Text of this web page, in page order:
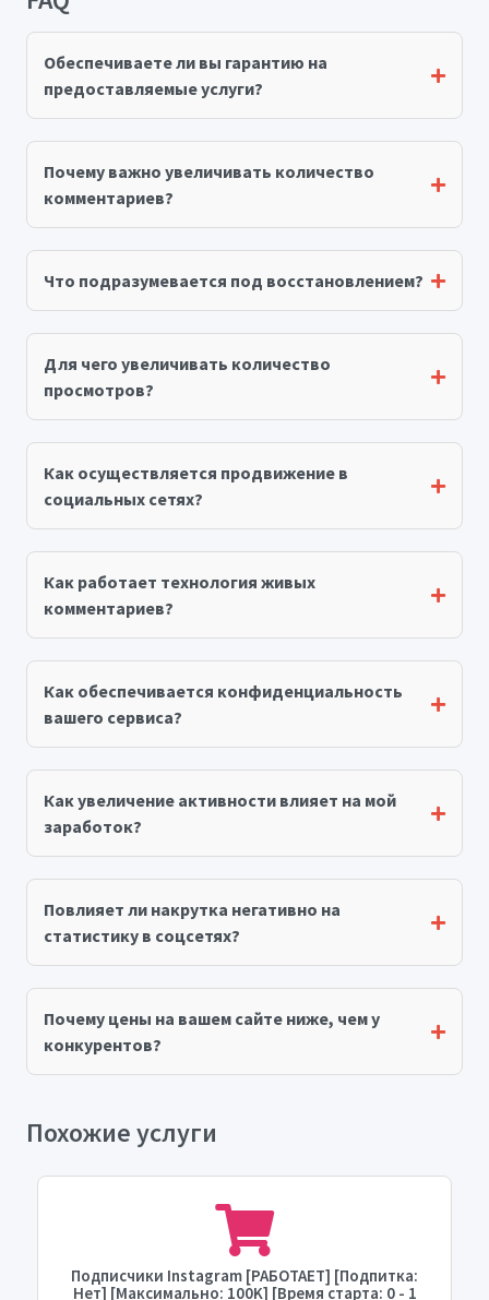
Обеспечиваете ли вы гарантию на
предоставляемые услуги?
Почему важно увеличивать количество
комментариев?
Что подразумевается под восстановлением?
Для чего увеличивать количество
просмотров?
Как осуществляется продвижение в
социальных сетях?
Как работает технология живых
комментариев?
Как обеспечивается конфиденциальность
вашего сервиса?
Как увеличение активности влияет на мой
заработок?
Повлияет ли накрутка негативно на
статистику в соцсетях?
Почему цены на вашем сайте ниже, чем у
конкурентов?
Похожие услуги
Подписчики Instagram [РАБОТАЕТ] [Подпитка:
Нет] [Максимально: 100K] [Время старта: 0 - 1